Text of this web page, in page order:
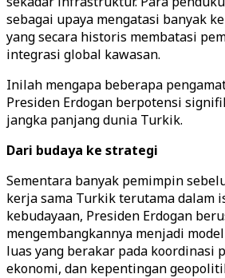
sebagai upaya mengatasi banyak
yang secara historis membatasi
integrasi global kawasan.
Inilah mengapa beberapa
Presiden Erdogan berpotensi
jangka panjang dunia Turkik.
Dari budaya ke strategi
Sementara banyak pemimpin
kerja sama Turkik terutama dalam
kebudayaan, Presiden Erdogan
mengembangkannya menjadi
luas yang berakar pada koordinasi
ekonomi, dan kepentingan